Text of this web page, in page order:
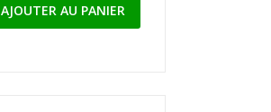
AJOUTER AU PANIER